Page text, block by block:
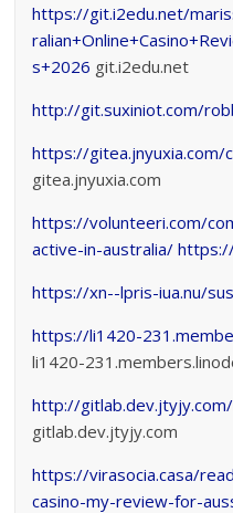
https://git.i2edu.net/
s+2026 git.i2edu.net
http://git.suxiniot.com/
https://gitea.jnyuxia.com/
gitea.jnyuxia.com
https://volunteeri.com/
active-in-australia/
https://xn--lpris-iua.nu/
https://li1420-
li1420-
http://
gitlab.dev.jtyjy.com
https://virasocia.casa/
casino-my-review-for-